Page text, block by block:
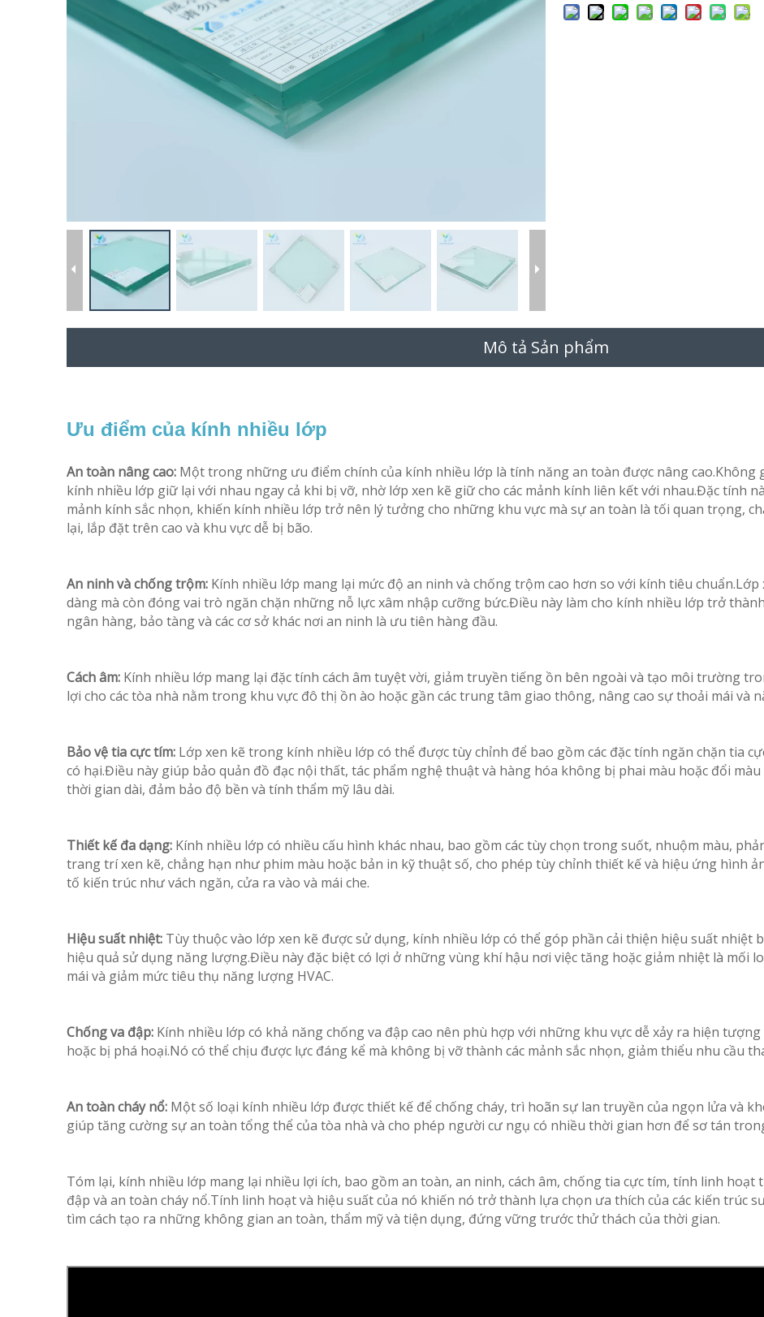
Mô tả Sản phẩm
Ưu điểm của kính nhiều lớp
An toàn nâng cao: Một trong những ưu điểm chính của kính nhiều lớp là tính năng an toàn được nâng
kính nhiều lớp giữ lại với nhau ngay cả khi bị vỡ, nhờ lớp xen kẽ giữ cho các mảnh kính liên kết với nhau.Đặc tính
mảnh kính sắc nhọn, khiến kính nhiều lớp trở nên lý tưởng cho những khu vực mà sự an toàn là tối quan trọng,
lại, lắp đặt trên cao và khu vực dễ bị bão.
An ninh và chống trộm: Kính nhiều lớp mang lại mức độ an ninh và chống trộm cao hơn so với kính tiêu
dàng mà còn đóng vai trò ngăn chặn những nỗ lực xâm nhập cưỡng bức.Điều này làm cho kính nhiều lớp trở
ngân hàng, bảo tàng và các cơ sở khác nơi an ninh là ưu tiên hàng đầu.
Cách âm: Kính nhiều lớp mang lại đặc tính cách âm tuyệt vời, giảm truyền tiếng ồn bên ngoài và tạo môi trường
lợi cho các tòa nhà nằm trong khu vực đô thị ồn ào hoặc gần các trung tâm giao thông, nâng cao sự thoải mái và
Bảo vệ tia cực tím: Lớp xen kẽ trong kính nhiều lớp có thể được tùy chỉnh để bao gồm các đặc tính ngăn chặn tia
có hại.Điều này giúp bảo quản đồ đạc nội thất, tác phẩm nghệ thuật và hàng hóa không bị phai màu hoặc đổi
thời gian dài, đảm bảo độ bền và tính thẩm mỹ lâu dài.
Thiết kế đa dạng: Kính nhiều lớp có nhiều cấu hình khác nhau, bao gồm các tùy chọn trong suốt, nhuộm màu,
trang trí xen kẽ, chẳng hạn như phim màu hoặc bản in kỹ thuật số, cho phép tùy chỉnh thiết kế và hiệu ứng hình
tố kiến ​​trúc như vách ngăn, cửa ra vào và mái che.
Hiệu suất nhiệt: Tùy thuộc vào lớp xen kẽ được sử dụng, kính nhiều lớp có thể góp phần cải thiện hiệu suất nhiệt
hiệu quả sử dụng năng lượng.Điều này đặc biệt có lợi ở những vùng khí hậu nơi việc tăng hoặc giảm nhiệt là mối
mái và giảm mức tiêu thụ năng lượng HVAC.
Chống va đập: Kính nhiều lớp có khả năng chống va đập cao nên phù hợp với những khu vực dễ xảy ra hiện
hoặc bị phá hoại.Nó có thể chịu được lực đáng kể mà không bị vỡ thành các mảnh sắc nhọn, giảm thiểu nhu cầu
An toàn cháy nổ: Một số loại kính nhiều lớp được thiết kế để chống cháy, trì hoãn sự lan truyền của ngọn lửa và
giúp tăng cường sự an toàn tổng thể của tòa nhà và cho phép người cư ngụ có nhiều thời gian hơn để sơ tán
Tóm lại, kính nhiều lớp mang lại nhiều lợi ích, bao gồm an toàn, an ninh, cách âm, chống tia cực tím, tính linh
đập và an toàn cháy nổ.Tính linh hoạt và hiệu suất của nó khiến nó trở thành lựa chọn ưa thích của các kiến ​​trúc
tìm cách tạo ra những không gian an toàn, thẩm mỹ và tiện dụng, đứng vững trước thử thách của thời gian.